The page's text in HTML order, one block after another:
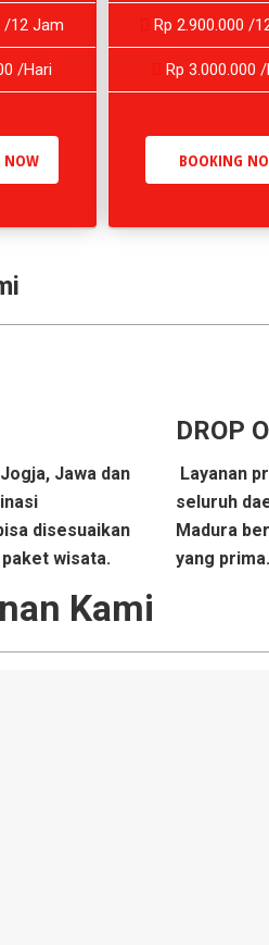
/12 Jam
/Hari
NOW
Rp 2.900.000 /
Rp 3.000.000
BOOKING
Jawa dan
disesuaikan
wisata.
DROP
Layanan
seluruh
Madura
yang prima.
Kami